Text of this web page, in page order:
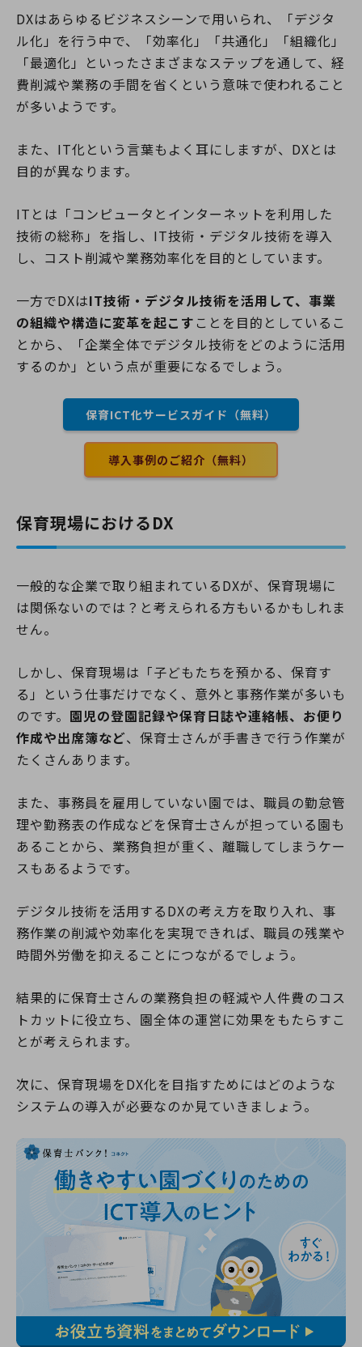
DXはあらゆるビジネスシーンで用いられ、「デジタ
ル化」を行う中で、「効率化」「共通化」「組織化」
「最適化」といったさまざまなステップを通して、経
費削減や業務の手間を省くという意味で使われること
が多いようです。
また、IT化という言葉もよく耳にしますが、DXとは
目的が異なります。
ITとは「コンピュータとインターネットを利用した
技術の総称」を指し、IT技術・デジタル技術を導入
し、コスト削減や業務効率化を目的としています。
一方でDXはIT技術・デジタル技術を活用して、事業
の組織や構造に変革を起こす ことを目的としているこ
とから、「企業全体でデジタル技術をどのように活用
するのか」という点が重要になるでしょう。
保育ICT化サービスガイド（無料）
導入事例のご紹介（無料）
保育現場におけるDX
一般的な企業で取り組まれているDXが、保育現場に
は関係ないのでは？と考えられる方もいるかもしれま
せん。
しかし、保育現場は「子どもたちを預かる、保育す
る」という仕事だけでなく、意外と事務作業が多いも
のです。 園児の登園記録や保育日誌や連絡帳、お便り
作成や出席簿など、保育士さんが手書きで行う作業が
たくさんあります。
また、事務員を雇用していない園では、職員の勤怠管
理や勤務表の作成などを保育士さんが担っている園も
あることから、業務負担が重く、離職してしまうケー
スもあるようです。
デジタル技術を活用するDXの考え方を取り入れ、事
務作業の削減や効率化を実現できれば、職員の残業や
時間外労働を抑えることにつながるでしょう。
結果的に保育士さんの業務負担の軽減や人件費のコス
トカットに役立ち、園全体の運営に効果をもたらすこ
とが考えられます。
次に、保育現場をDX化を目指すためにはどのような
システムの導入が必要なのか見ていきましょう。